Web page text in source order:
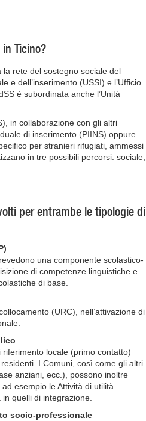
Ticino?
rete del sostegno sociale del
e dell’inserimento (USSI) e l’Ufficio
è subordinata anche l’Unità
in collaborazione con gli altri
di inserimento (PIINS) oppure
per stranieri rifugiati, ammessi
in tre possibili percorsi: sociale,
per entrambe le tipologie di
una componente scolastico-
di competenze linguistiche e
di base.
(URC), nell’attivazione di
riferimento locale (primo contatto)
I Comuni, così come gli altri
anziani, ecc.), possono inoltre
esempio le Attività di utilità
quelli di integrazione.
socio-professionale